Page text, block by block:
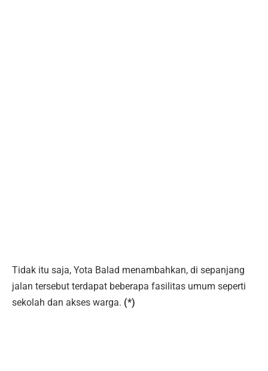
Tidak itu saja, Yota Balad menambahkan, di sepanjang
jalan tersebut terdapat beberapa fasilitas umum seperti
sekolah dan akses warga. (*)